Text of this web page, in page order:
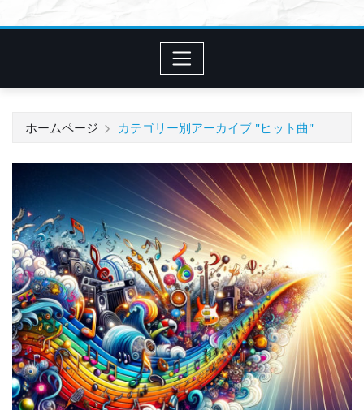
ホームページ カテゴリー別アーカイブ "ヒット曲"